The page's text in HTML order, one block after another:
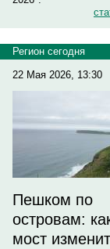
Регион сегодня
22 Мая 2026, 13:30
Пешком по
островам:
мост